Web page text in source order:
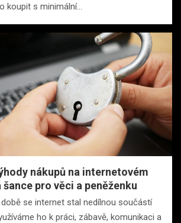
koupit s minimální…
nákupů na internetovém
šance pro věci a peněženku
se internet stal nedílnou součástí
ho k práci, zábavě, komunikaci a